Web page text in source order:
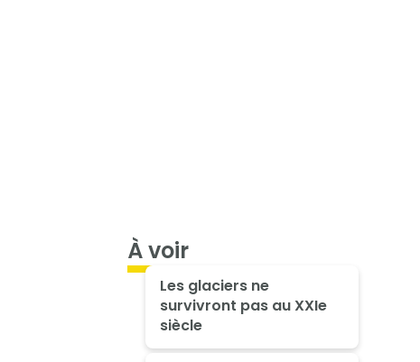
À voir
Les glaciers ne
survivront pas au XXIe
siècle